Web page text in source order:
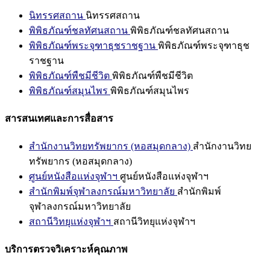
นิทรรศสถาน นิทรรศสถาน
พิพิธภัณฑ์ชลทัศนสถาน พิพิธภัณฑ์ชลทัศนสถาน
พิพิธภัณฑ์พระจุฑาธุชราชฐาน พิพิธภัณฑ์พระจุฑาธุช
ราชฐาน
พิพิธภัณฑ์พืชมีชีวิต พิพิธภัณฑ์พืชมีชีวิต
พิพิธภัณฑ์สมุนไพร พิพิธภัณฑ์สมุนไพร
สารสนเทศและการสื่อสาร
สำนักงานวิทยทรัพยากร (หอสมุดกลาง) สำนักงานวิทย
ทรัพยากร (หอสมุดกลาง)
ศูนย์หนังสือแห่งจุฬาฯ ศูนย์หนังสือแห่งจุฬาฯ
สำนักพิมพ์จุฬาลงกรณ์มหาวิทยาลัย สำนักพิมพ์
จุฬาลงกรณ์มหาวิทยาลัย
สถานีวิทยุแห่งจุฬาฯ สถานีวิทยุแห่งจุฬาฯ
บริการตรวจวิเคราะห์คุณภาพ